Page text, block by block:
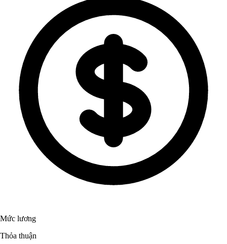
Mức lương
Thỏa thuận